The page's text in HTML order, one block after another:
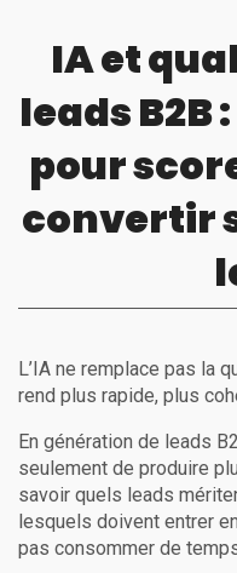
IA et
leads B2B
pour
convertir
L’IA ne remplace pas la
rend plus rapide, plus
En génération de leads
seulement de produire
savoir quels leads
lesquels doivent entrer
pas consommer de